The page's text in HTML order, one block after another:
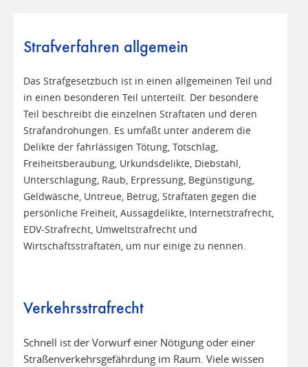
Strafverfahren allgemein
Das Strafgesetzbuch ist in einen allgemeinen Teil und
in einen besonderen Teil unterteilt. Der besondere
Teil beschreibt die einzelnen Straftaten und deren
Strafandrohungen. Es umfaßt unter anderem die
Delikte der fahrlässigen Tötung, Totschlag,
Freiheitsberaubung, Urkundsdelikte, Diebstahl,
Unterschlagung, Raub, Erpressung, Begünstigung,
Geldwäsche, Untreue, Betrug, Straftaten gegen die
persönliche Freiheit, Aussagdelikte, Internetstrafrecht,
EDV-Strafrecht, Umweltstrafrecht und
Wirtschaftsstraftaten, um nur einige zu nennen.
Verkehrsstrafrecht
Schnell ist der Vorwurf einer Nötigung oder einer
Straßenverkehrsgefährdung im Raum. Viele wissen